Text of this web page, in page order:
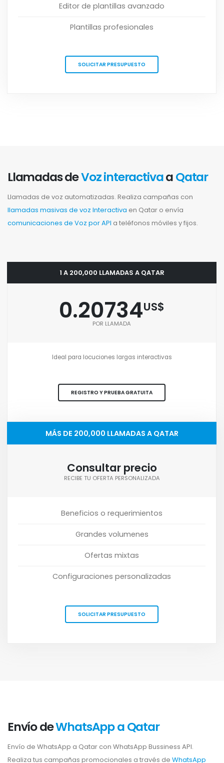
Editor de plantillas avanzado
Plantillas profesionales
SOLICITAR PRESUPUESTO
Llamadas deVoz interactivaaQatar
Llamadas de voz automatizadas. Realiza campañas con
llamadas masivas de voz Interactiva en Qatar o envía
comunicaciones de Voz por API a teléfonos móviles y fijos.
1 A 200,000 LLAMADAS A QATAR
0.20734US$
POR LLAMADA
Ideal para locuciones largas interactivas
REGISTRO Y PRUEBA GRATUITA
MÁS DE 200,000 LLAMADAS A QATAR
Consultar precio
RECIBE TU OFERTA PERSONALIZADA
Beneficios o requerimientos
Grandes volumenes
Ofertas mixtas
Configuraciones personalizadas
SOLICITAR PRESUPUESTO
Envío deWhatsApp a Qatar
Envío de WhatsApp a Qatar con WhatsApp Bussiness API.
Realiza tus campañas promocionales a través de WhatsApp